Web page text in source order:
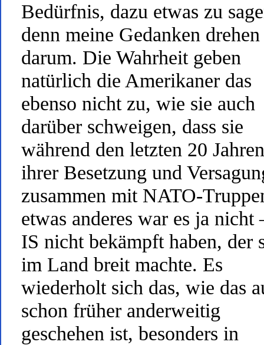
Bedürfnis, dazu etwas zu
denn meine Gedanken
darum. Die Wahrheit geben
natürlich die Amerikaner das
ebenso nicht zu, wie sie auch
darüber schweigen, dass sie
während den letzten 20 Jahren
ihrer Besetzung und
zusammen mit NATO-
etwas anderes war es ja nicht
IS nicht bekämpft haben, der
im Land breit machte. Es
wiederholt sich das, wie das
schon früher anderweitig
geschehen ist, besonders in